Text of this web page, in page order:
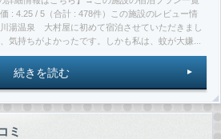
: 4.25 / 5（合計 : 478件）この施設のレビュー情
湯温泉 大村屋に初めて宿泊させていただきまし
気持ちがよかったです。しかも私は、蚊が大嫌...
続きを読む
ミ